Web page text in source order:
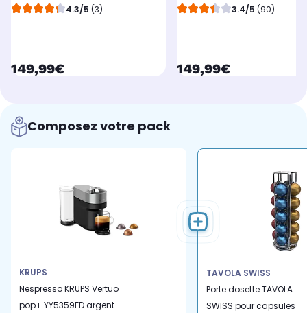
4.3/5 (3)
currentPrice
149,99€
3.4/5 (90)
currentPrice
149,99€
Composez votre pack
KRUPS
Nespresso KRUPS Vertuo
pop+ YY5359FD argent
TAVOLA SWISS
Porte dosette TAVOLA
SWISS pour capsules